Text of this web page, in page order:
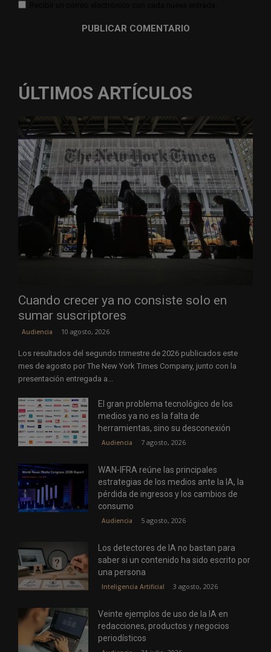
ÚLTIMOS ARTÍCULOS
Cuando crecer ya no consiste solo en
sumar suscriptores
Audiencia 10 agosto, 2026
Los resultados del segundo trimestre de 2026 publicados este
mes de agosto por The New York Times Company, junto con la
presentación entregada a...
El gran problema tecnológico de los
medios ya no es la falta de
herramientas, sino su desconexión
Audiencia 7 agosto, 2026
WAN-IFRA reúne las principales
estrategias de los medios ante la IA, la
pérdida de ingresos y los cambios de
consumo
Audiencia 5 agosto, 2026
Los detectores de IA no bastan para
saber si un contenido ha sido escrito por
una persona
Inteligencia Artificial 3 agosto, 2026
Veinte ejemplos de uso de la IA en
redacciones, productos y negocios
periodísticos